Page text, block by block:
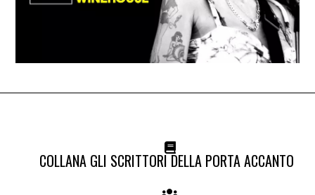
COLLANA GLI SCRITTORI DELLA PORTA ACCANTO